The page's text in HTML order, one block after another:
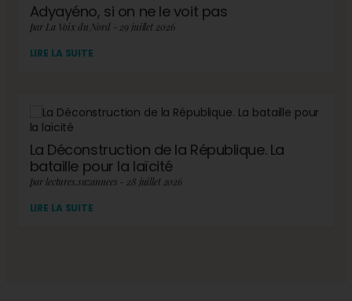
Adyayéno, si on ne le voit pas
par La Voix du Nord - 29 juillet 2026
LIRE LA SUITE
La Déconstruction de la République. La
bataille pour la laïcité
par lectures.suzannees - 28 juillet 2026
LIRE LA SUITE